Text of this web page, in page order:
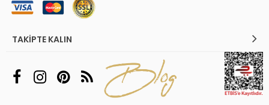
TAKIPTE KALIN